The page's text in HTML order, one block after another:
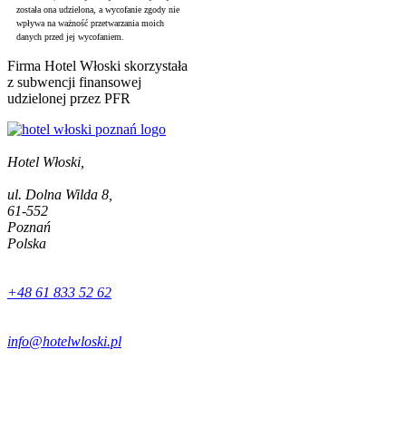
została ona udzielona, a wycofanie zgody nie
wpływa na ważność przetwarzania moich
danych przed jej wycofaniem.
Firma Hotel Włoski skorzystała
z subwencji finansowej
udzielonej przez PFR
Hotel Włoski,
ul. Dolna Wilda 8,
61-552
Poznań
Polska
+48 61 833 52 62
info@hotelwloski.pl